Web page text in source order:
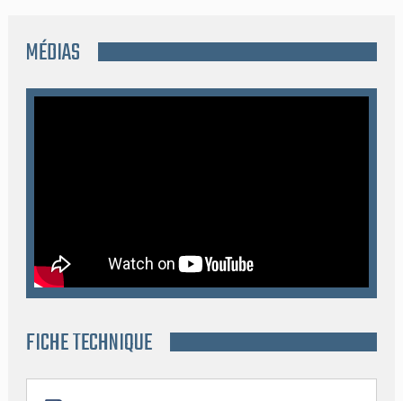
MÉDIAS
FICHE TECHNIQUE